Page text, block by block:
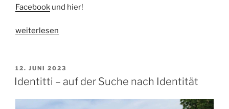
Facebook und hier!
„Kinderarmut
weiterlesen
VERÖFFENTLICHT
AM
12. JUNI 2023
Identitti – auf der Suche nach Identität